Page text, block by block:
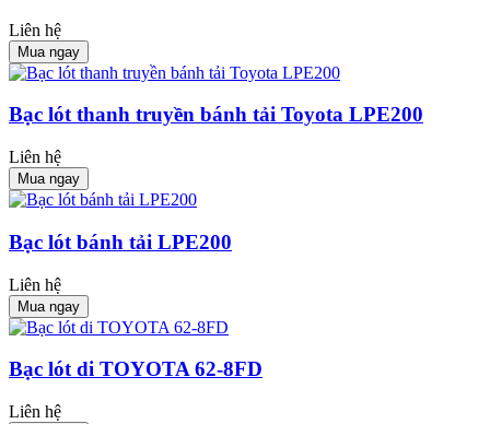
Liên hệ
Mua ngay
Bạc lót thanh truyền bánh tải Toyota LPE200
Liên hệ
Mua ngay
Bạc lót bánh tải LPE200
Liên hệ
Mua ngay
Bạc lót di TOYOTA 62-8FD
Liên hệ